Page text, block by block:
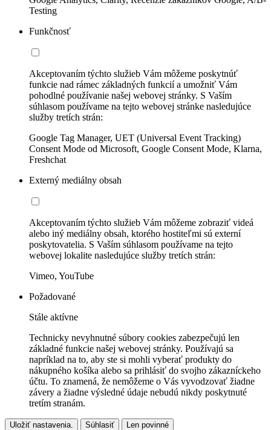
Testing
Funkčnosť
Akceptovaním týchto služieb Vám môžeme poskytnúť
funkcie nad rámec základných funkcií a umožniť Vám
pohodlné používanie našej webovej stránky. S Vaším
súhlasom používame na tejto webovej stránke nasledujúce
služby tretích strán:
Google Tag Manager, UET (Universal Event Tracking)
Consent Mode od Microsoft, Google Consent Mode, Klarna,
Freshchat
Externý mediálny obsah
Akceptovaním týchto služieb Vám môžeme zobraziť videá
alebo iný mediálny obsah, ktorého hostiteľmi sú externí
poskytovatelia. S Vaším súhlasom používame na tejto
webovej lokalite nasledujúce služby tretích strán:
Vimeo, YouTube
Požadované
Stále aktívne
Technicky nevyhnutné súbory cookies zabezpečujú len
základné funkcie našej webovej stránky. Používajú sa
napríklad na to, aby ste si mohli vyberať produkty do
nákupného košíka alebo sa prihlásiť do svojho zákazníckeho
účtu. To znamená, že nemôžeme o Vás vyvodzovať žiadne
závery a žiadne výsledné údaje nebudú nikdy poskytnuté
tretím stranám.
Uložiť nastavenia. Súhlasiť Len povinné